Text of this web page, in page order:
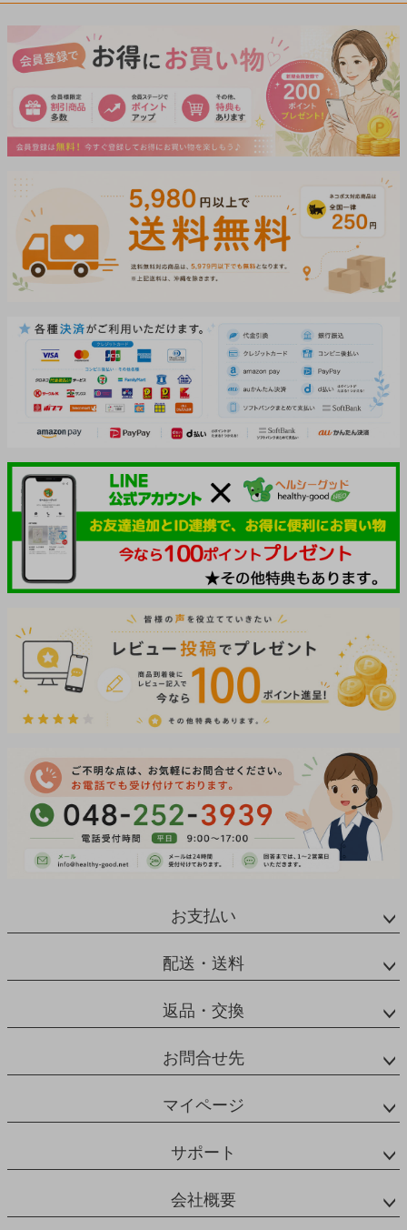
お支払い
配送・送料
返品・交換
お問合せ先
マイページ
サポート
会社概要